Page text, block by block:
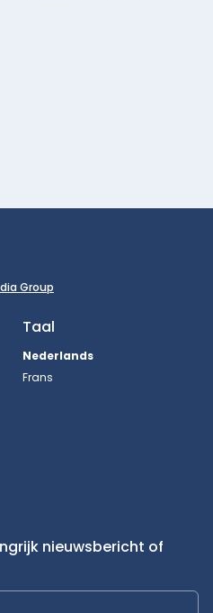
Group
Taal
Nederlands
Frans
nieuwsbericht of